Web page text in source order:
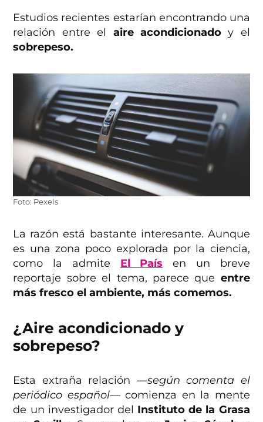
Estudios recientes estarían encontrando una
relación entre el aire acondicionadoy el
sobrepeso.
Foto: Pexels
La razón está bastante interesante. Aunque
es una zona poco explorada por la ciencia,
como la admite El País en un breve
reportaje sobre el tema, parece que entre
más fresco el ambiente, más comemos.
¿Aire acondicionado y
sobrepeso?
Esta extraña relación —según comenta el
periódico español—comienza en la mente
de un investigador del Instituto de la Grasa